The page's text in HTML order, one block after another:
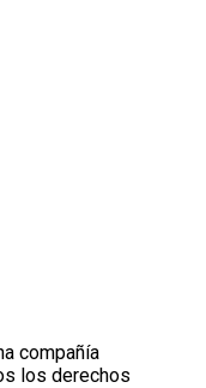
compañía
los derechos